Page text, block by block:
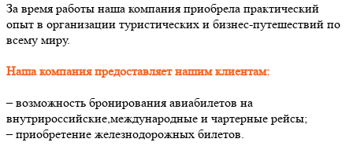
За время работы наша компания приобрела практический
опыт в организации туристических и бизнес-путешествий по
всему миру.
Наша компания предоставляет нашим клиентам:
– возможность бронирования авиабилетов на
внутрироссийские,международные и чартерные рейсы;
– приобретение железнодорожных билетов.